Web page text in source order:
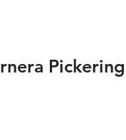
Pickering